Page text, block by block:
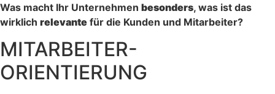
Was macht Ihr Unternehmen besonders, was ist das
wirklich relevante für die Kunden und Mitarbeiter?
MITARBEITER-
ORIENTIERUNG